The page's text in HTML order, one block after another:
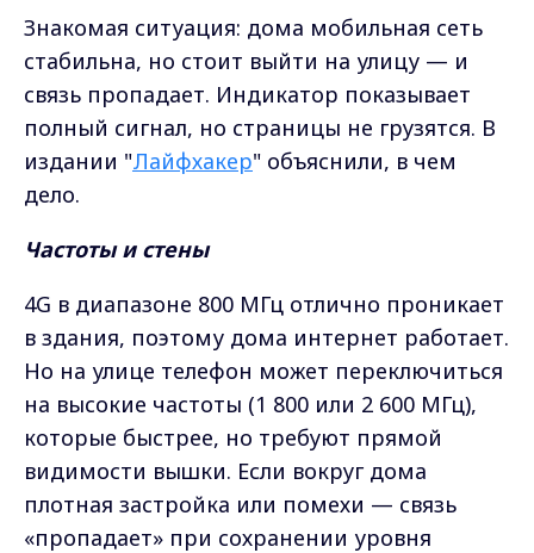
Знакомая ситуация: дома мобильная сеть
стабильна, но стоит выйти на улицу — и
связь пропадает. Индикатор показывает
полный сигнал, но страницы не грузятся. В
издании "Лайфхакер" объяснили, в чем
дело.
Частоты и стены
4G в диапазоне 800 МГц отлично проникает
в здания, поэтому дома интернет работает.
Но на улице телефон может переключиться
на высокие частоты (1 800 или 2 600 МГц),
которые быстрее, но требуют прямой
видимости вышки. Если вокруг дома
плотная застройка или помехи — связь
«пропадает» при сохранении уровня